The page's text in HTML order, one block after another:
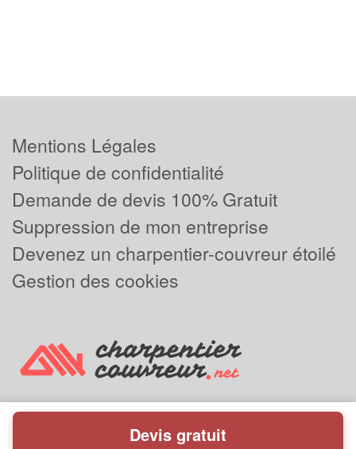
Mentions Légales
Politique de confidentialité
Demande de devis 100% Gratuit
Suppression de mon entreprise
Devenez un charpentier-couvreur étoilé
Gestion des cookies
Powered byPlus que pro
Devis gratuit